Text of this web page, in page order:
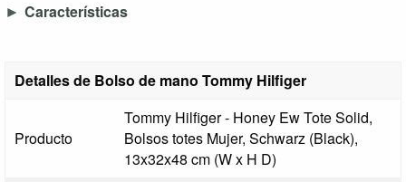
Características
Detalles de Bolso de mano Tommy Hilfiger
Producto
Tommy Hilfiger - Honey Ew Tote Solid,
Bolsos totes Mujer, Schwarz (Black),
13x32x48 cm (W x H D)